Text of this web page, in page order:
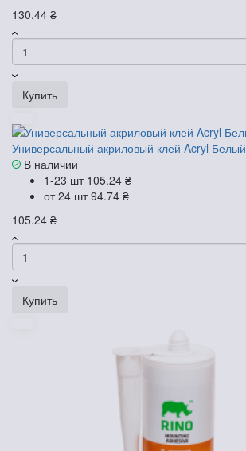
130.44 ₴
Купить
Универсальный акриловый клей Acryl Белый
В наличии
1-23 шт 105.24 ₴
от 24 шт94.74 ₴
105.24 ₴
Купить